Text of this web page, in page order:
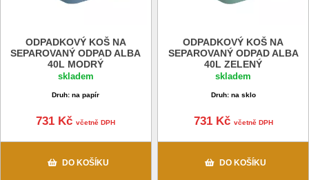
ODPADKOVÝ KOŠ NA
SEPAROVANÝ ODPAD ALBA
40L MODRÝ
skladem
Druh: na papír
731 Kčvčetně DPH
DO KOŠÍKU
ODPADKOVÝ KOŠ NA
SEPAROVANÝ ODPAD ALBA
40L ZELENÝ
skladem
Druh: na sklo
731 Kč včetně DPH
DO KOŠÍKU